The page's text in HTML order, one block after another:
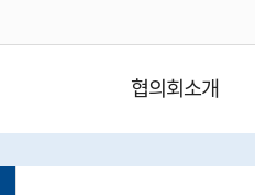
협의회소개